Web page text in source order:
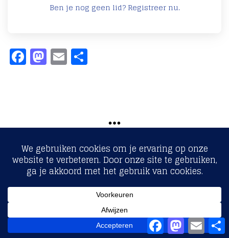
Ben je nog geen lid? Registreer nu.
Facebook
Mastodon
Email
Copyright © 2017 - Fiscaalcontract.nl
FacebookMastodon
Email